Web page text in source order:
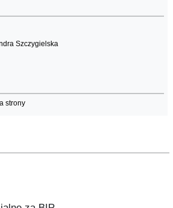
Szczygielska
strony